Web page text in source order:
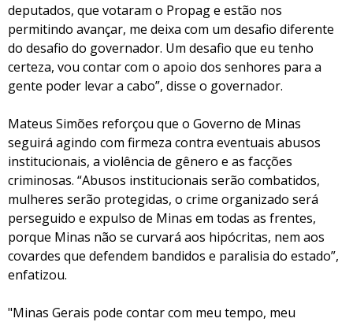
deputados, que votaram o Propag e estão nos
permitindo avançar, me deixa com um desafio diferente
do desafio do governador. Um desafio que eu tenho
certeza, vou contar com o apoio dos senhores para a
gente poder levar a cabo”, disse o governador.
Mateus Simões reforçou que o Governo de Minas
seguirá agindo com firmeza contra eventuais abusos
institucionais, a violência de gênero e as facções
criminosas. “Abusos institucionais serão combatidos,
mulheres serão protegidas, o crime organizado será
perseguido e expulso de Minas em todas as frentes,
porque Minas não se curvará aos hipócritas, nem aos
covardes que defendem bandidos e paralisia do estado”,
enfatizou.
"Minas Gerais pode contar com meu tempo, meu